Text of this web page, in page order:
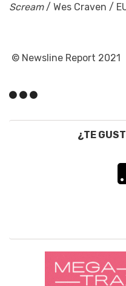
Scream / Wes Craven /
© Newsline Report 2021
¿TE